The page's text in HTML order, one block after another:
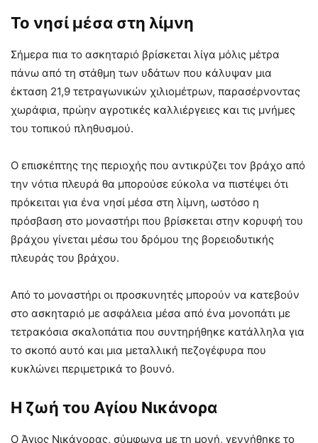
Το νησί μέσα στη λίμνη
Σήμερα πια το ασκηταριό βρίσκεται λίγα μόλις μέτρα
πάνω από τη στάθμη των υδάτων που κάλυψαν μια
έκταση 21,9 τετραγωνικών χιλιομέτρων, παρασέρνοντας
χωράφια, πρώην αγροτικές καλλιέργειες και τις μνήμες
του τοπικού πληθυσμού.
Ο επισκέπτης της περιοχής που αντικρύζει τον βράχο από
την νότια πλευρά θα μπορούσε εύκολα να πιστέψει ότι
πρόκειται για ένα νησί μέσα στη λίμνη, ωστόσο η
πρόσβαση στο μοναστήρι που βρίσκεται στην κορυφή του
βράχου γίνεται μέσω του δρόμου της βορειοδυτικής
πλευράς του βράχου.
Από το μοναστήρι οι προσκυνητές μπορούν να κατεβούν
στο ασκηταριό με ασφάλεια μέσα από ένα μονοπάτι με
τετρακόσια σκαλοπάτια που συντηρήθηκε κατάλληλα για
το σκοπό αυτό και μια μεταλλική πεζογέφυρα που
κυκλώνει περιμετρικά το βουνό.
Η ζωή του Αγίου Νικάνορα
Ο Άγιος Νικάνορας, σύμφωνα με τη μονή, γεννήθηκε το